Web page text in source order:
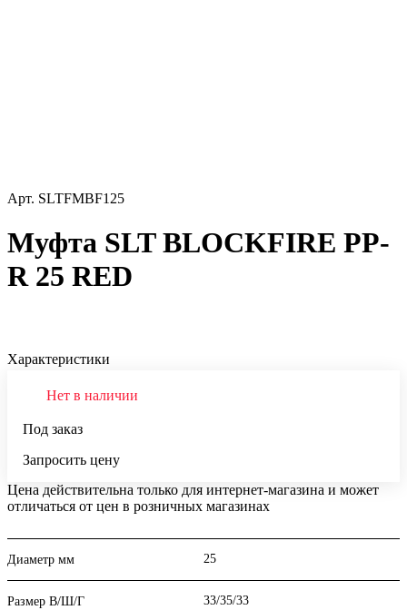
Арт. SLTFMBF125
Муфта SLT BLOCKFIRE PP-
R 25 RED
Характеристики
Нет в наличии
Под заказ
Запросить цену
Цена действительна только для интернет-магазина и может
отличаться от цен в розничных магазинах
Диаметр мм 25
Размер В/Ш/Г 33/35/33